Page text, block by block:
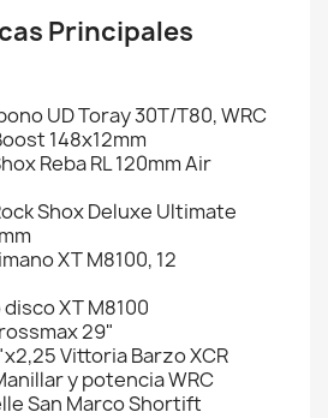
Principales
UD Toray 30T/T80, WRC
148x12mm
Reba RL 120mm Air
Shox Deluxe Ultimate
XT M8100, 12
XT M8100
29"
Vittoria Barzo XCR
y potencia WRC
San Marco Shortift